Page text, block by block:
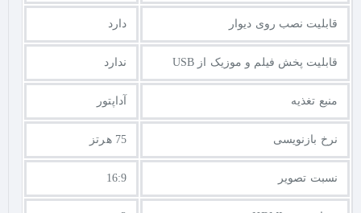
قابلیت نصب روی دیوار دارد
قابلیت پخش فیلم و موزیک از USB ندارد
منبع تغذیه آداپتور
نرخ بازنویسی 75 هرتز
نسبت تصویر 16:9